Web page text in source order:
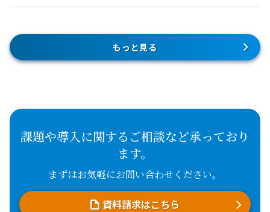
もっと見る
課題や導入に関するご相談など承っており
ます。
まずはお気軽にお問い合わせください。
資料請求はこちら